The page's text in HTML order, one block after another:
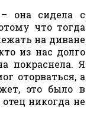
она сидела с
что тогда
на диване
из нас долго
покраснела. Я
оторваться, а
это было в
никогда не